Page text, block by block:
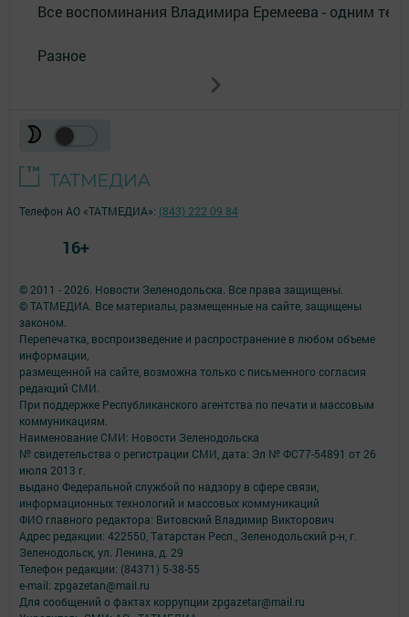
Все воспоминания Владимира Еремеева - одним
Разное
© 2011 - 2026. Новости Зеленодольска. Все права защищены.
© ТАТМЕДИА. Все материалы, размещенные на сайте, защищены
законом.
Перепечатка, воспроизведение и распространение в любом объеме
информации,
размещенной на сайте, возможна только с письменного согласия
редакций СМИ.
При поддержке Республиканского агентства по печати и массовым
коммуникациям.
Наименование СМИ: Новости Зеленодольска
№ свидетельства о регистрации СМИ, дата: Эл № ФС77-54891 от 26
июля 2013 г.
выдано Федеральной службой по надзору в сфере связи,
информационных технологий и массовых коммуникаций
ФИО главного редактора: Витовский Владимир Викторович
Адрес редакции: 422550, Татарстан Респ., Зеленодольский р-н, г.
Зеленодольск, ул. Ленина, д. 29
Телефон редакции: (84371) 5-38-55
e-mail: zpgazetan@mail.ru
Для сообщений о фактах коррупции zpgazetar@mail.ru
Телефон АО «ТАТМЕДИА»: (843) 222 09 84
16+